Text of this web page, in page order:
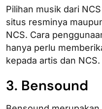
Pilihan musik dari
situs resminya
NCS. Cara
hanya perlu
kepada artis dan NCS.
3. Bensound